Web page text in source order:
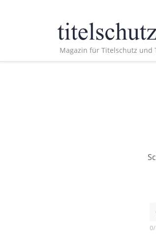
Magazin für Titelschutz und
0/